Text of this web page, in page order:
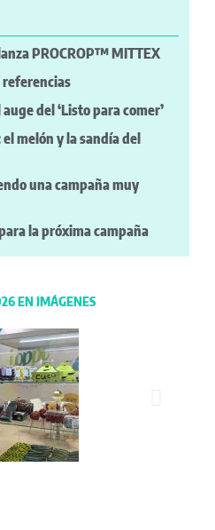
PROCROP™ MITTEX
del ‘Listo para comer’
melón y la sandía del
una campaña muy
la próxima campaña
EN IMÁGENES